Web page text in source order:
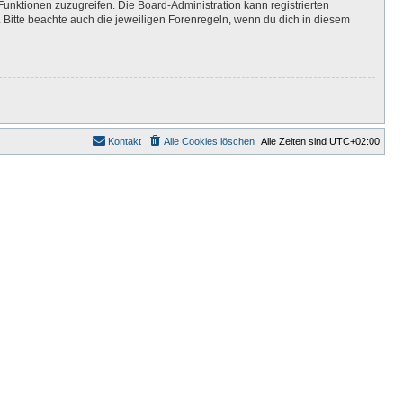
zuzugreifen. Die Board-Administration kann registrierten
beachte auch die jeweiligen Forenregeln, wenn du dich in diesem
Alle Zeiten sind UTC+02:00
Alle Cookies löschen
Kontakt